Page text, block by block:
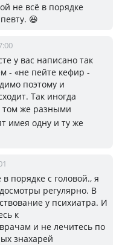
не всё в порядке
😆
у вас написано так
- «не пейте кефир -
поэтому и
Так иногда
том же разными
имея одну и ту же
в порядке с головой., я
регулярно. В
у психиатра. И
к
и не лечитесь по
знахарей